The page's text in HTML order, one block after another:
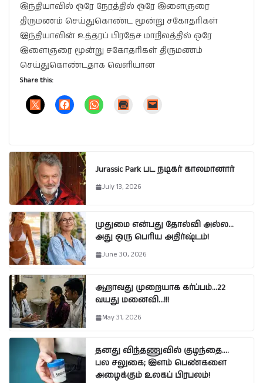
இந்தியாவில் ஒரே நேரத்தில் ஒரே இளைஞரை
திருமணம் செய்துகொண்ட மூன்று சகோதரிகள்
இந்தியாவின் உத்தரப் பிரதேச மாநிலத்தில் ஒரே
இளைஞரை மூன்று சகோதரிகள் திருமணம்
செய்துகொண்டதாக வெளியான
Share this:
Jurassic Park பட நடிகர் காலமானார்
July 13, 2026
முதுமை என்பது தோல்வி அல்ல…
அது ஒரு பெரிய அதிர்ஷ்டம்!
June 30, 2026
ஆறாவது முறையாக கர்ப்பம்…22
வயது மனைவி…!!!
May 31, 2026
தனது விந்தணுவில் குழந்தை….
பல சலுகை; இளம் பெண்களை
அழைக்கும் உலகப் பிரபலம்!